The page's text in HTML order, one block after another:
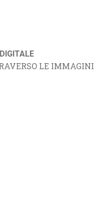
LE IMMAGINI